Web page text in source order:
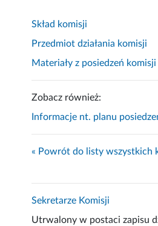
Skład komisji
Przedmiot działania komisji
Materiały z posiedzeń komisji
Zobacz również:
Informacje nt. planu
« Powrót do listy wszystkich
Sekretarze Komisji
Utrwalony w postaci zapisu